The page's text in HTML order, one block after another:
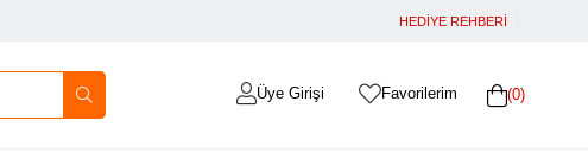
HEDİYE REHBERİ
0
Favorilerim
Üye Girişi